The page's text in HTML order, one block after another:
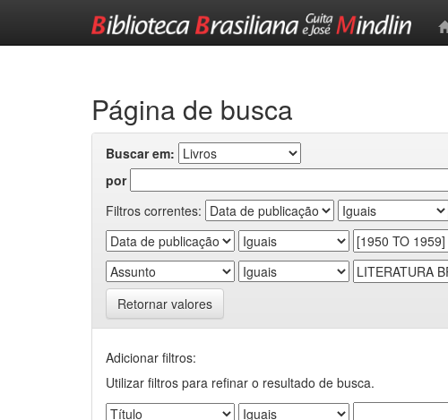
Página de busca
Buscar em:
por
Filtros correntes:
Retornar valores
Adicionar filtros:
Utilizar filtros para refinar o resultado de busca.